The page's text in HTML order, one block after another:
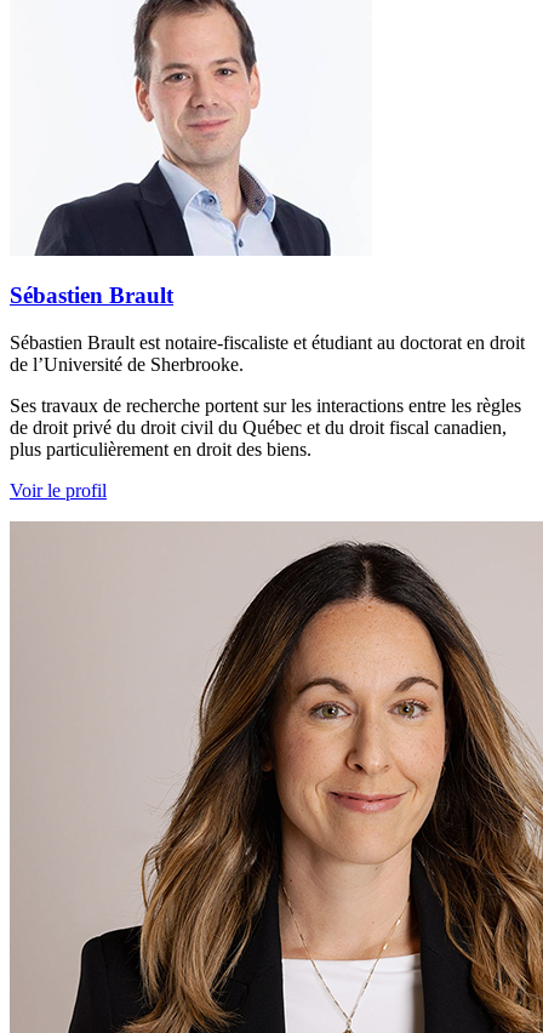
Sébastien Brault
Sébastien Brault est notaire-fiscaliste et étudiant au doctorat en droit
de l’Université de Sherbrooke.
Ses travaux de recherche portent sur les interactions entre les règles
de droit privé du droit civil du Québec et du droit fiscal canadien,
plus particulièrement en droit des biens.
Voir le profil